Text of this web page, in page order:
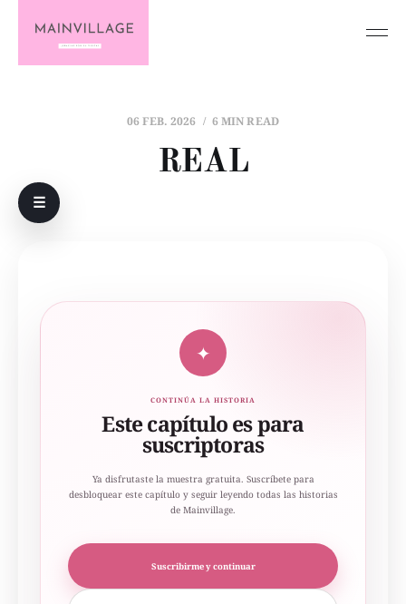
06 FEB. 2026 6 MIN READ
REAL
☰
✦
CONTINÚA LA HISTORIA
Este capítulo es para
suscriptoras
Ya disfrutaste la muestra gratuita. Suscríbete para
desbloquear este capítulo y seguir leyendo todas las historias
de Mainvillage.
Suscribirme y continuar